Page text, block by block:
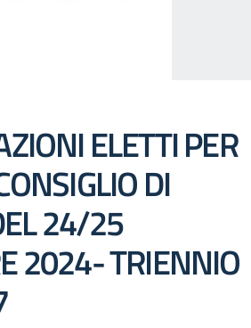
ELETTI PER
DI
24/25
2024- TRIENNIO